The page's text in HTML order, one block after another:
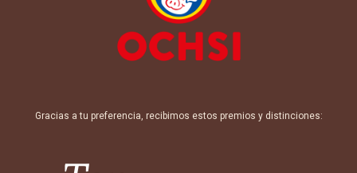
Gracias a tu preferencia, recibimos estos premios y distinciones: